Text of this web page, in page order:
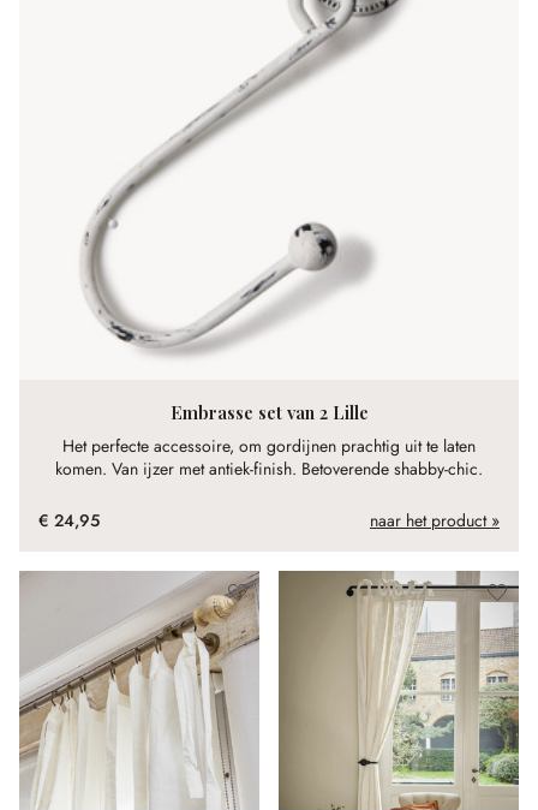
Embrasse set van 2 Lille
Het perfecte accessoire, om gordijnen prachtig uit te laten
komen. Van ijzer met antiek-finish. Betoverende shabby-chic.
€ 24,95 naar het product »